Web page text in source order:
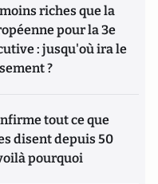
riches que la
pour la 3e
: jusqu'où ira le
?
tout ce que
disent depuis 50
pourquoi